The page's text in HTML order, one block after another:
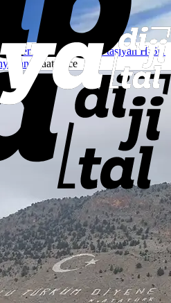
gösterisi: J-20’ler, JL-1 taşıyan H-6N
1 saat önce